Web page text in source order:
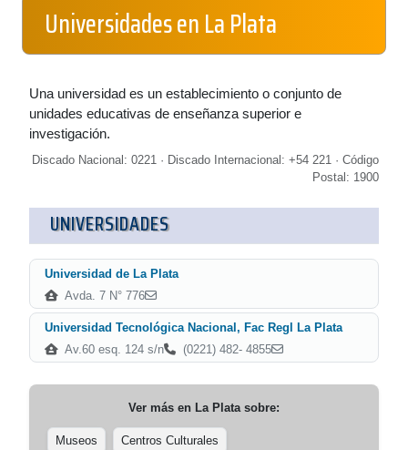
Universidades en La Plata
Una universidad es un establecimiento o conjunto de
unidades educativas de enseñanza superior e
investigación.
Discado Nacional: 0221 · Discado Internacional: +54 221 · Código
Postal: 1900
UNIVERSIDADES
Universidad de La Plata
Avda. 7 N° 776
Universidad Tecnológica Nacional, Fac Regl La Plata
Av.60 esq. 124 s/n
(0221) 482- 4855
Ver más en La Platasobre:
Museos Centros Culturales